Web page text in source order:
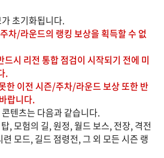
초기화됩니다.
차/라운드의 랭킹 보상을 획득할 수 없
시 리전 통합 점검이 시작되기 전에 미
.
한 이전 시즌/주차/라운드 보상 또한 반
랍니다.
텐츠는 다음과 같습니다.
, 모험의 길, 원정, 월드 보스, 전장, 격전
모드, 길드 점령전, 그 외 모든 시즌 랭